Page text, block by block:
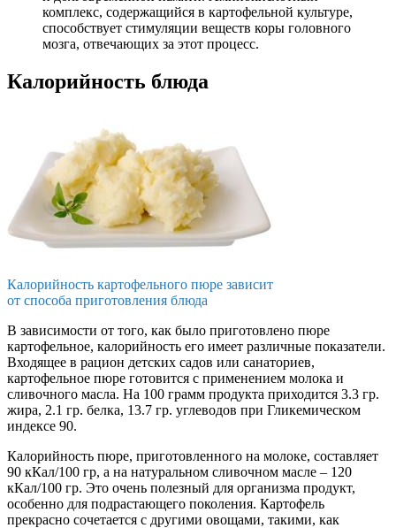
комплекс, содержащийся в картофельной культуре,
способствует стимуляции веществ коры головного
мозга, отвечающих за этот процесс.
Калорийность блюда
Калорийность картофельного пюре зависит
от способа приготовления блюда
В зависимости от того, как было приготовлено пюре
картофельное, калорийность его имеет различные показатели.
Входящее в рацион детских садов или санаториев,
картофельное пюре готовится с применением молока и
сливочного масла. На 100 грамм продукта приходится 3.3 гр.
жира, 2.1 гр. белка, 13.7 гр. углеводов при Гликемическом
индексе 90.
Калорийность пюре, приготовленного на молоке, составляет
90 кКал/100 гр, а на натуральном сливочном масле – 120
кКал/100 гр. Это очень полезный для организма продукт,
особенно для подрастающего поколения. Картофель
прекрасно сочетается с другими овощами, такими, как